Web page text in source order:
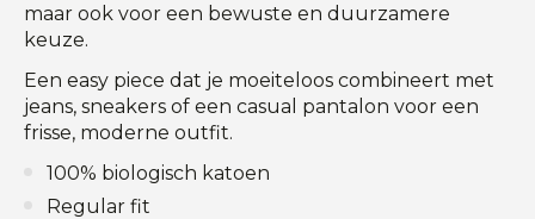
maar ook voor een bewuste en duurzamere
keuze.
Een easy piece dat je moeiteloos combineert met
jeans, sneakers of een casual pantalon voor een
frisse, moderne outfit.
100% biologisch katoen
Regular fit